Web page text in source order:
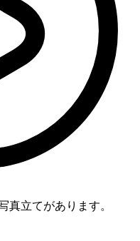
真立てがあります。